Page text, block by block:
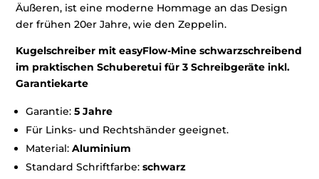
Äußeren, ist eine moderne Hommage an das Design
der frühen 20er Jahre, wie den Zeppelin.
Kugelschreiber mit easyFlow-Mine schwarzschreibend
im praktischen Schuberetui für 3 Schreibgeräte inkl.
Garantiekarte
Garantie:5 Jahre
Für Links- und Rechtshänder geeignet.
Material:Aluminium
Standard Schriftfarbe:schwarz